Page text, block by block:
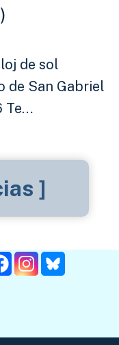
de sol
de San Gabriel
Te…
]